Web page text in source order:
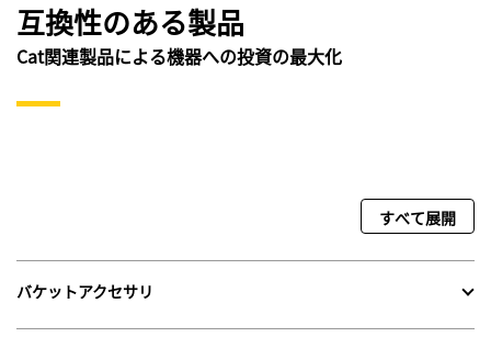
互換性のある製品
Cat関連製品による機器への投資の最大化
すべて展開
バケットアクセサリ